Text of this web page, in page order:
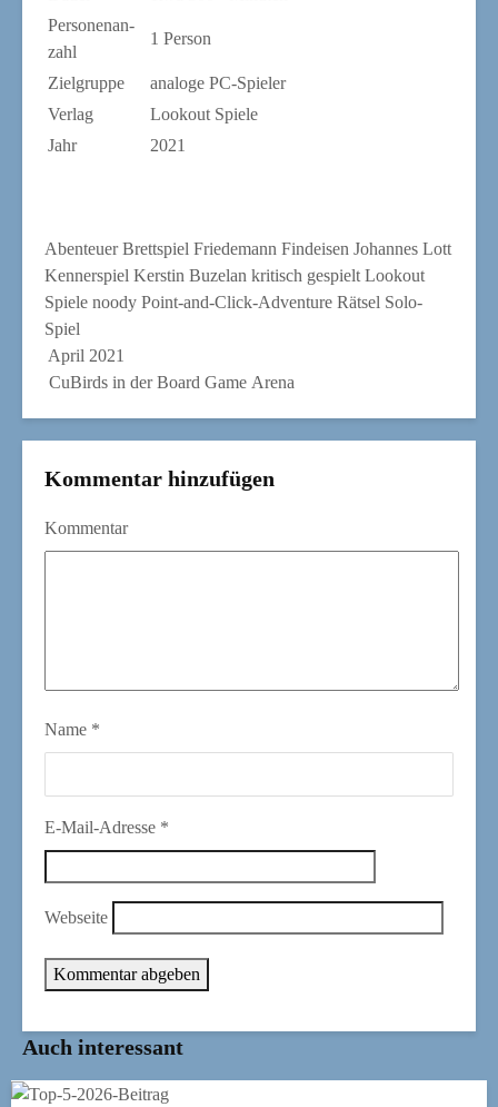
Per­so­nen­an­
zahl
1 Per­son
Ziel­grup­pe
ana­lo­ge PC-Spieler
Ver­lag
Loo­kout Spiele
Jahr
2021
Abenteuer Brettspiel Friedemann Findeisen Johannes Lott
Kennerspiel Kerstin Buzelan kritisch gespielt Lookout
Spiele noody Point-and-Click-Adventure Rätsel Solo-
Spiel
April 2021
CuBirds in der Board Game Arena
Kommentar hinzufügen
Kommentar
Name *
E-Mail-Adresse *
Webseite
Auch interessant